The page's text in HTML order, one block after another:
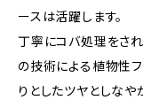
ースは活躍します。
丁寧にコバ処理をさ
の技術による植物性
りとしたツヤとしな